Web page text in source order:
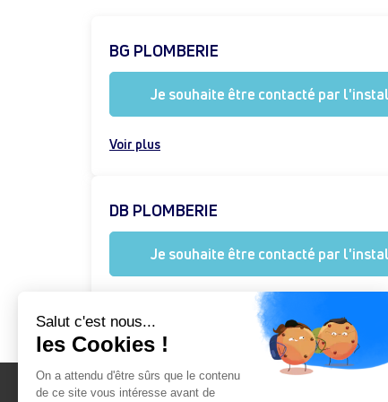
BG PLOMBERIE
Je souhaite être contacté par
Voir plus
DB PLOMBERIE
Je souhaite être contacté par
Au fil du Bain
Au